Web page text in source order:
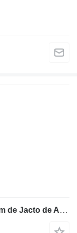
Cabine / Tanque /Máquina Decapagem de Jacto de Areia 1200L